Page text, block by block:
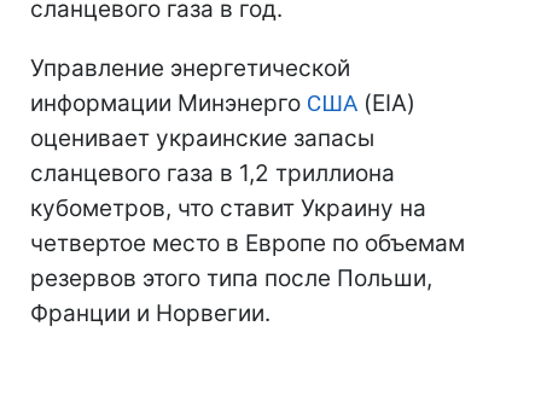
сланцевого газа в год.
Управление энергетической
информации Минэнерго США (EIA)
оценивает украинские запасы
сланцевого газа в 1,2 триллиона
кубометров, что ставит Украину на
четвертое место в Европе по объемам
резервов этого типа после Польши,
Франции и Норвегии.